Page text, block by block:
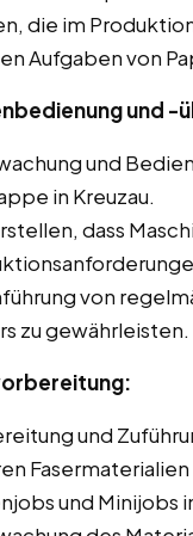
die im
Aufgaben von
und -
und
in Kreuzau.
dass
von
zu gewährleisten.
und
und Minijobs